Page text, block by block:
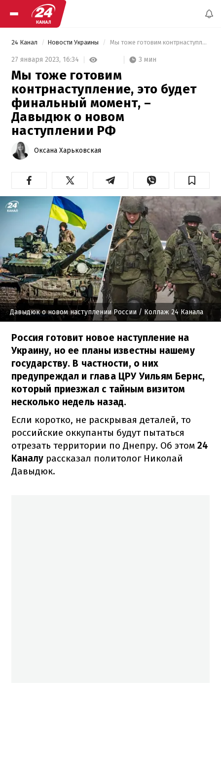
24 Канал Новости Украины Мы тоже готовим контрнаступление, это будет финальный момент, – Давыдюк о новом наступлении РФ
27 января 2023, 16:34 3 мин
Мы тоже готовим
контрнаступление, это будет
финальный момент, –
Давыдюк о новом
наступлении РФ
Оксана Харьковская
Давыдюк о новом наступлении России / Коллаж 24 Канала
Россия готовит новое наступление на
Украину, но ее планы известны нашему
государству. В частности, о них
предупреждал и глава ЦРУ Уильям Бернс,
который приезжал с тайным визитом
несколько недель назад.
Если коротко, не раскрывая деталей, то
российские оккупанты будут пытаться
отрезать территории по Днепру. Об этом 24
Каналу рассказал политолог Николай
Давыдюк.